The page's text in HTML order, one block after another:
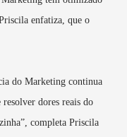
enfatiza, que o
do Marketing continua
dores reais do
completa Priscila